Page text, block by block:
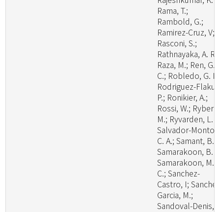
Rama, T.;
Rambold, G.;
Ramirez-Cruz, V;
Rasconi, S.;
Rathnayaka, A. R.;
Raza, M.; Ren, G.
C.; Robledo, G.
Rodriguez-
P.; Ronikier, A.;
Rossi, W.; Ryberg,
M.; Ryvarden, L.
Salvador-
C. A.; Samant, B.;
Samarakoon, B.
Samarakoon, M.
C.; Sanchez-
Castro, I;
Garcia, M.;
Sandoval-Denis,